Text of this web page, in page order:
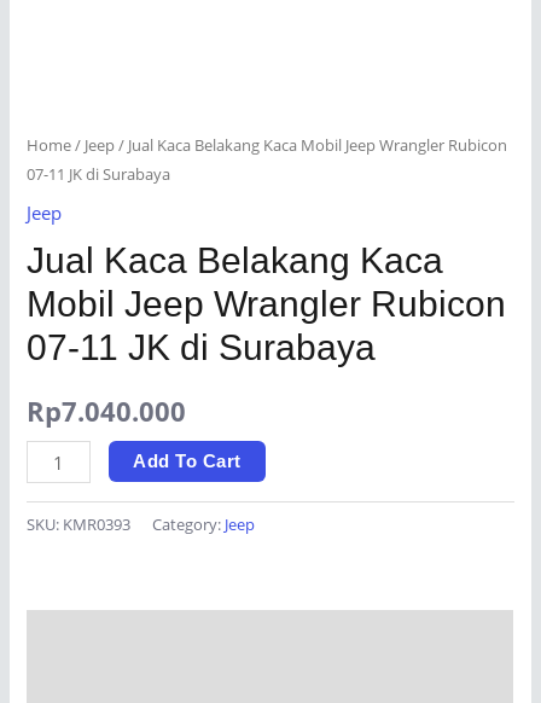
Home/ Jeep/ Jual Kaca Belakang Kaca Mobil Jeep Wrangler Rubicon
07-11 JK di Surabaya
Jeep
Jual Kaca Belakang Kaca
Mobil Jeep Wrangler Rubicon
07-11 JK di Surabaya
Rp7.040.000
Jual
Kaca
Belakang
Add To Cart
SKU: KMR0393 Category: Jeep